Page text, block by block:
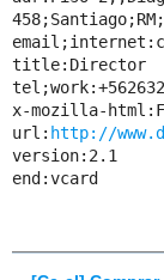
title:Director
x-mozilla-
url: http://
version:2.1
end:vcard